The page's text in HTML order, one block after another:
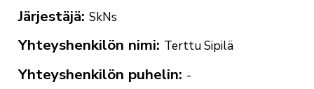
Järjestäjä SkNs
Yhteyshenkilön nimi Terttu Sipilä
Yhteyshenkilön puhelin -